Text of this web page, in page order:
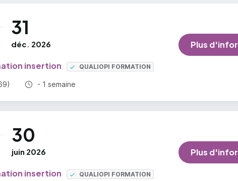
31
déc. 2026
insertion QUALIOPI FORMATION
: Durée totale :
- 1 semaine
Plus
30
juin 2026
insertion QUALIOPI FORMATION
Plus